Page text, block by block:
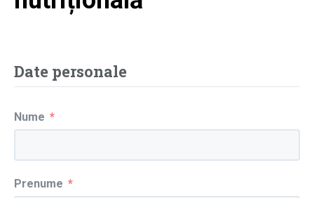
Date personale
Nume
Prenume